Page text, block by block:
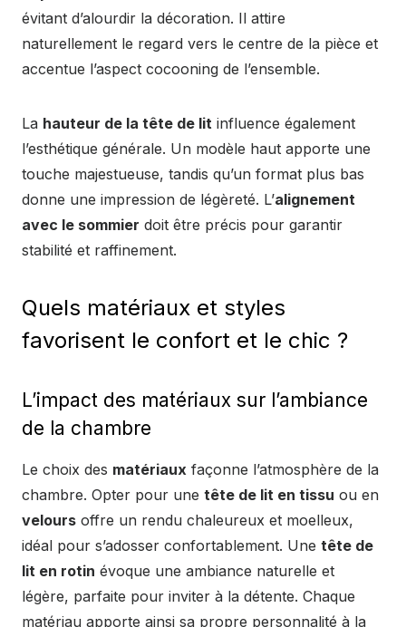
évitant d’alourdir la décoration. Il attire
naturellement le regard vers le centre de la pièce et
accentue l’aspect cocooning de l’ensemble.
La hauteur de la tête de lit influence également
l’esthétique générale. Un modèle haut apporte une
touche majestueuse, tandis qu’un format plus bas
donne une impression de légèreté. L’alignement
avec le sommier doit être précis pour garantir
stabilité et raffinement.
Quels matériaux et styles
favorisent le confort et le chic ?
L’impact des matériaux sur l’ambiance
de la chambre
Le choix des matériaux façonne l’atmosphère de la
chambre. Opter pour une tête de lit en tissu ou en
velours offre un rendu chaleureux et moelleux,
idéal pour s’adosser confortablement. Une tête de
lit en rotin évoque une ambiance naturelle et
légère, parfaite pour inviter à la détente. Chaque
matériau apporte ainsi sa propre personnalité à la